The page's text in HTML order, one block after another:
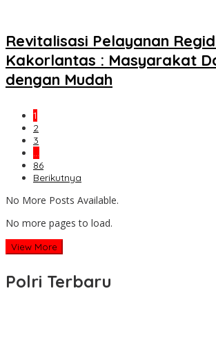
Revitalisasi Pelayanan
Kakorlantas : Masyarakat
dengan Mudah
1
2
3
…
86
Berikutnya
No More Posts Available.
No more pages to load.
View More
Polri Terbaru